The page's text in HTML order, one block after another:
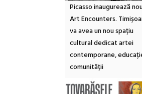
Picasso inaugurează
Art Encounters.
va avea un nou spațiu
cultural dedicat artei
contemporane,
comunității